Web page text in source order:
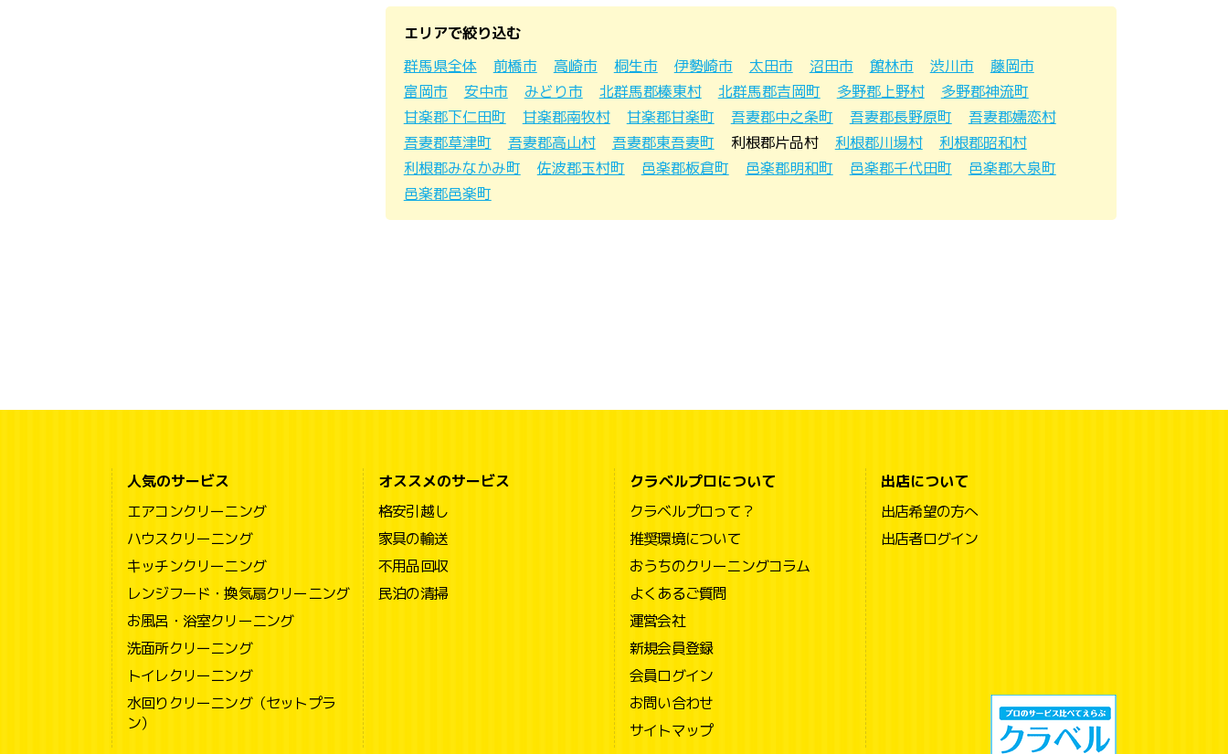
エリアで絞り込む
群馬県全体
前橋市 高崎市 桐生市 伊勢崎市 太田市 沼田市 館林市 渋川市
藤岡市
富岡市
安中市 みどり市 北群馬郡榛東村 北群馬郡吉岡町 多野郡上野村
多野郡神流町
甘楽郡下仁田町
甘楽郡南牧村 甘楽郡甘楽町 吾妻郡中之条町 吾妻郡長野原町
吾妻郡嬬恋村
吾妻郡草津町
吾妻郡高山村 吾妻郡東吾妻町 利根郡片品村 利根郡川場村
利根郡昭和村
利根郡みなかみ町
佐波郡玉村町 邑楽郡板倉町 邑楽郡明和町 邑楽郡千代田町
邑楽郡大泉町
邑楽郡邑楽町
人気のサービス
エアコンクリーニング
ハウスクリーニング
キッチンクリーニング
レンジフード・換気扇クリーニング
お風呂・浴室クリーニング
洗面所クリーニング
トイレクリーニング
水回りクリーニング（セットプラ
ン）
オススメのサービス
格安引越し
家具の輸送
不用品回収
民泊の清掃
クラベルプロについて
クラベルプロって？
推奨環境について
おうちのクリーニングコラム
よくあるご質問
運営会社
新規会員登録
会員ログイン
お問い合わせ
サイトマップ
出店について
出店希望の方へ
出店者ログイン